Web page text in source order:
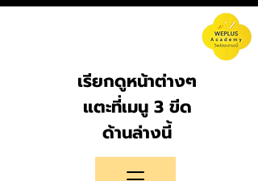
เรียกดูหน้าต่างๆ
แตะที่เมนู 3 ขีด
ด้านล่างนี้